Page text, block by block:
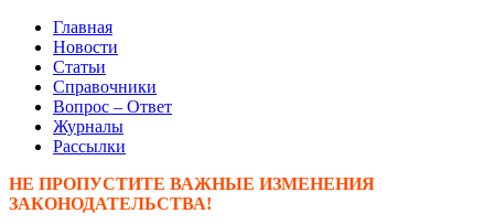
Главная
Новости
Статьи
Справочники
Вопрос – Ответ
Журналы
Рассылки
НЕ ПРОПУСТИТЕ ВАЖНЫЕ ИЗМЕНЕНИЯ
ЗАКОНОДАТЕЛЬСТВА!